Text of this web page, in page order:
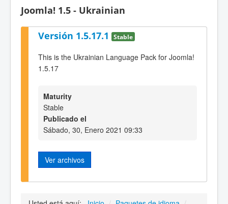
Joomla! 1.5 - Ukrainian
Versión 1.5.17.1 Stable
This is the Ukrainian Language Pack for Joomla!
1.5.17
Maturity
Stable
Publicado el
Sábado, 30, Enero 2021 09:33
Ver archivos